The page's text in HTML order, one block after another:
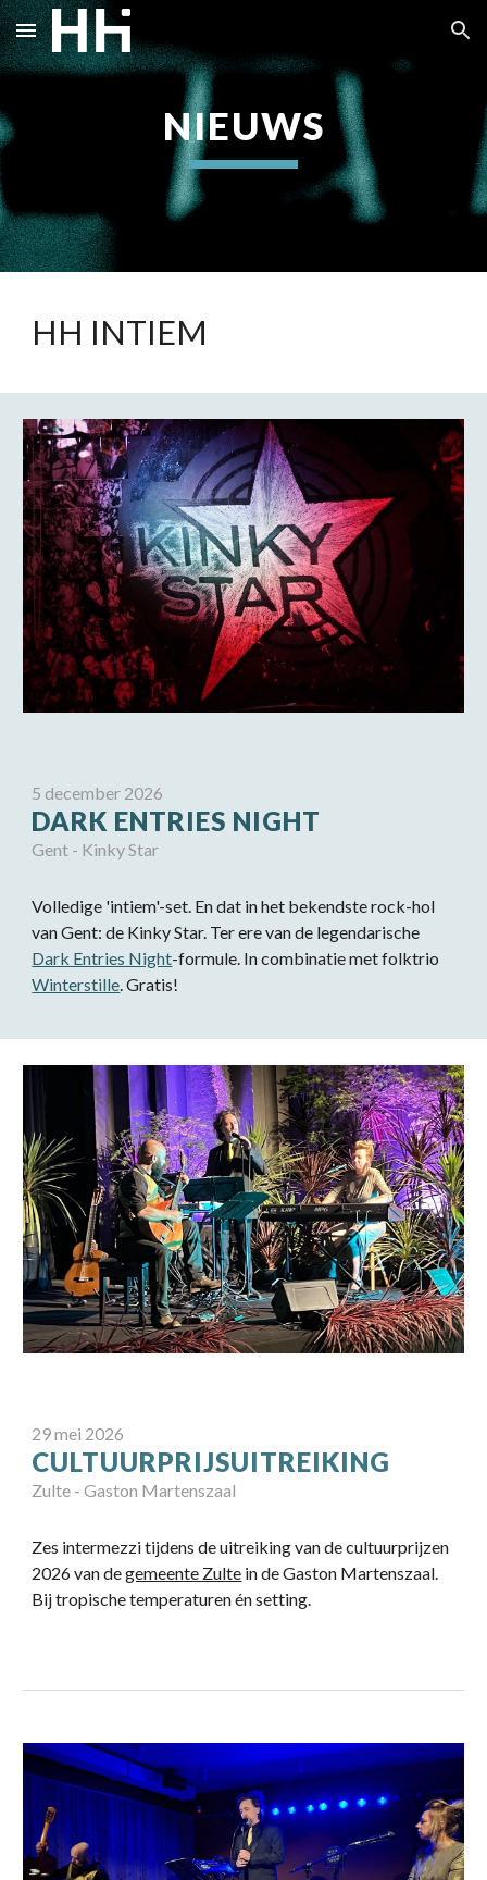
Skip to main content Skip to navigation
NIEUWS
HH INTIEM
5 december 2026
DARK ENTRIES NIGHT
Gent - Kinky Star
Volledige 'intiem'-set. En dat in het bekendste rock-hol
van Gent: de Kinky Star. Ter ere van de legendarische
Dark Entries Night-formule. In combinatie met folktrio
Winterstille . Gratis!
29 mei 2026
CULTUURPRIJSUITREIKING
Zulte - Gaston Martenszaal
Zes intermezzi tijdens de uitreiking van de cultuurprijzen
2026 van degemeente Zulte in de Gaston Martenszaal.
Bij tropische temperaturen én setting.